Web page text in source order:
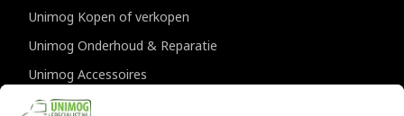
Unimog Kopen of verkopen
Unimog Onderhoud & Reparatie
Unimog Accessoires
Unimog APK-keuringen